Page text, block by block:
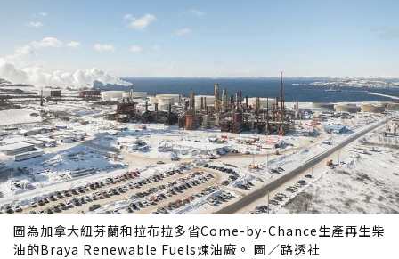
圖為加拿大紐芬蘭和拉布拉多省Come-by-Chance生產再生柴
油的Braya Renewable Fuels煉油廠。 圖／路透社